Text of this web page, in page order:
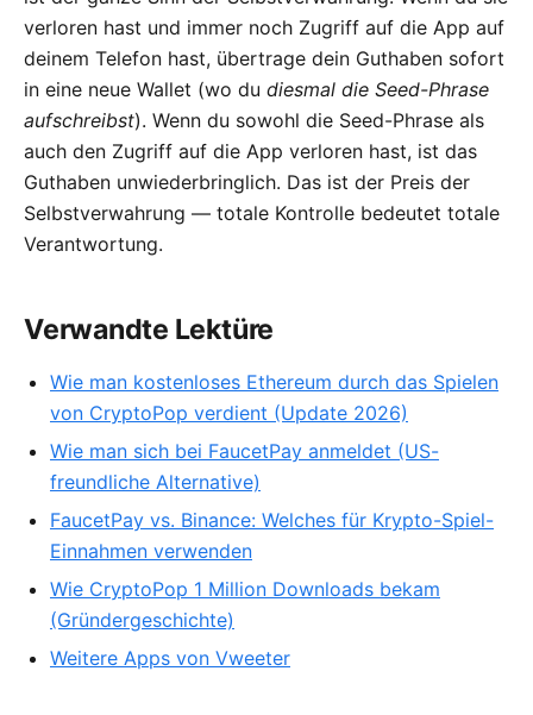
verloren hast und immer noch Zugriff auf die App auf
deinem Telefon hast, übertrage dein Guthaben sofort
in eine neue Wallet (wo du diesmal die Seed-Phrase
aufschreibst). Wenn du sowohl die Seed-Phrase als
auch den Zugriff auf die App verloren hast, ist das
Guthaben unwiederbringlich. Das ist der Preis der
Selbstverwahrung — totale Kontrolle bedeutet totale
Verantwortung.
Verwandte Lektüre
Wie man kostenloses Ethereum durch das Spielen
von CryptoPop verdient (Update 2026)
Wie man sich bei FaucetPay anmeldet (US-
freundliche Alternative)
FaucetPay vs. Binance: Welches für Krypto-Spiel-
Einnahmen verwenden
Wie CryptoPop 1 Million Downloads bekam
(Gründergeschichte)
Weitere Apps von Vweeter